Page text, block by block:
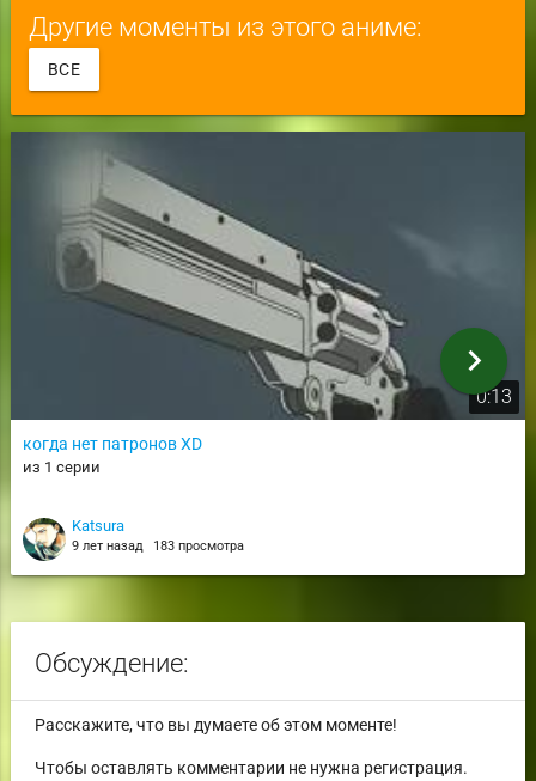
Другие моменты из этого аниме:
ВСЕ
0:13
когда нет патронов XD
из 1 серии
Katsura
9 лет назад 183 просмотра
chevron_right
Обсуждение:
Расскажите, что вы думаете об этом моменте!
Чтобы оставлять комментарии не нужна регистрация.